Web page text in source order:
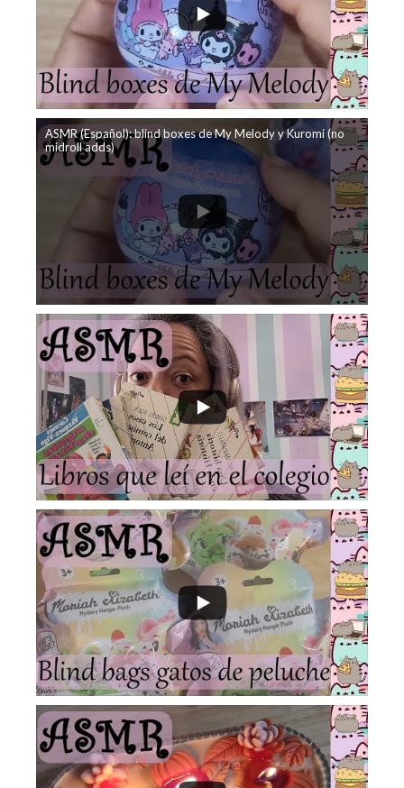
ASMR (Español): blind boxes de My Melody y Kuromi (no
midroll adds)